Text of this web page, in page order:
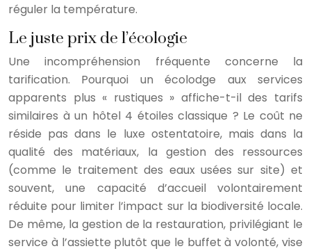
réguler la température.
Le juste prix de l’écologie
Une incompréhension fréquente concerne la
tarification. Pourquoi un écolodge aux services
apparents plus « rustiques » affiche-t-il des tarifs
similaires à un hôtel 4 étoiles classique ? Le coût ne
réside pas dans le luxe ostentatoire, mais dans la
qualité des matériaux, la gestion des ressources
(comme le traitement des eaux usées sur site) et
souvent, une capacité d’accueil volontairement
réduite pour limiter l’impact sur la biodiversité locale.
De même, la gestion de la restauration, privilégiant le
service à l’assiette plutôt que le buffet à volonté, vise